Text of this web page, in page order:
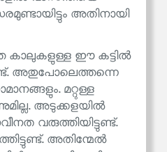
അതിനായി
കാലുകളുള്ള ഈ കട്ടിൽ
അതുപോലെത്തന്നെ
മറ്റുള്ള
അടുക്കളയിൽ
വരുത്തിയിട്ടുണ്ട്.
അതിന്മേൽ